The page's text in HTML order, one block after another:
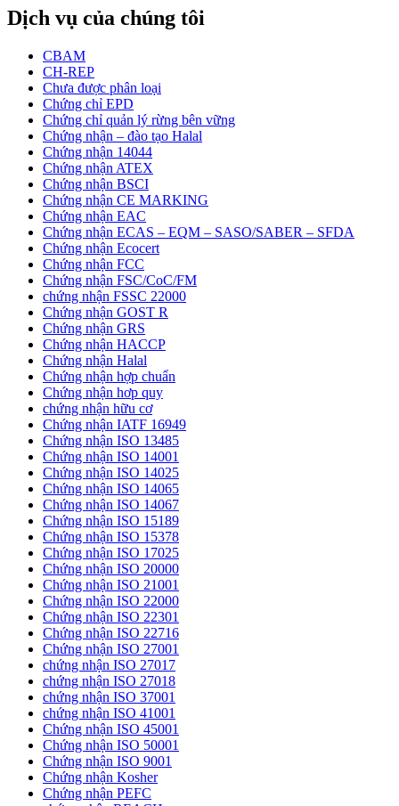
Dịch vụ của chúng tôi
CBAM
CH-REP
Chưa được phân loại
Chứng chỉ EPD
Chứng chỉ quản lý rừng bên vững
Chứng nhận – đào tạo Halal
Chứng nhận 14044
Chứng nhận ATEX
Chứng nhận BSCI
Chứng nhận CE MARKING
Chứng nhận EAC
Chứng nhận ECAS – EQM – SASO/SABER – SFDA
Chứng nhận Ecocert
Chứng nhận FCC
Chứng nhận FSC/CoC/FM
chứng nhận FSSC 22000
Chứng nhận GOST R
Chứng nhận GRS
Chứng nhận HACCP
Chứng nhận Halal
Chứng nhận hợp chuẩn
Chứng nhận hơp quy
chứng nhận hữu cơ
Chứng nhận IATF 16949
Chứng nhận ISO 13485
Chứng nhận ISO 14001
Chứng nhận ISO 14025
Chứng nhận ISO 14065
Chứng nhận ISO 14067
Chứng nhận ISO 15189
Chứng nhận ISO 15378
Chứng nhận ISO 17025
Chứng nhận ISO 20000
Chứng nhận ISO 21001
Chứng nhận ISO 22000
Chứng nhận ISO 22301
Chứng nhận ISO 22716
Chứng nhận ISO 27001
chứng nhận ISO 27017
chứng nhận ISO 27018
chứng nhận ISO 37001
chứng nhận ISO 41001
Chứng nhận ISO 45001
Chứng nhận ISO 50001
Chứng nhận ISO 9001
Chứng nhận Kosher
Chứng nhận PEFC